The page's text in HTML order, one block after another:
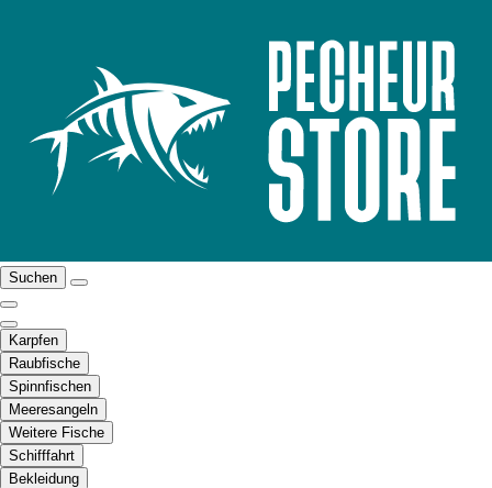
Suchen
Karpfen
Raubfische
Spinnfischen
Meeresangeln
Weitere Fische
Schifffahrt
Bekleidung